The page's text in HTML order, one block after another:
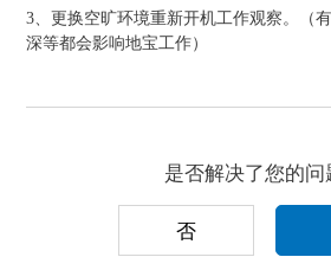
3、更换空旷环境重新开机工作观察。（
深等都会影响地宝工作）
是否解决了您的问
否